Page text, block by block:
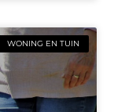
WONING EN TUIN